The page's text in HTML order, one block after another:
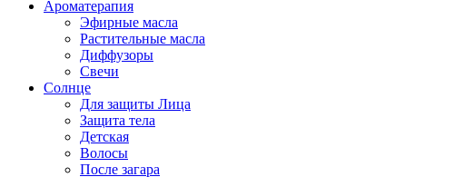
Ароматерапия
Эфирные масла
Растительные масла
Диффузоры
Свечи
Солнце
Для защиты Лица
Защита тела
Детская
Волосы
После загара